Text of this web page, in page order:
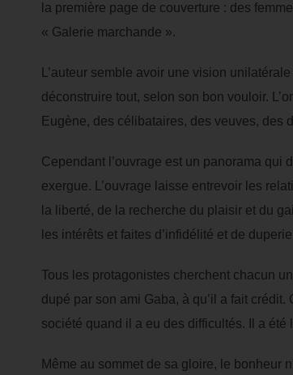
la première page de couverture : des
« Galerie marchande ».
L’auteur semble avoir une vision
déconstruire tout, selon son bon vouloir.
Eugène, des célibataires, des veuves, des
Cependant l’ouvrage est un panorama qui
exergue. L’ouvrage laisse entrevoir les
la liberté, de la recherche du plaisir et du
les intérêts et faites d’infidélité et de
Tous les protagonistes cherchent chacun
dupé par son ami Gaba, à qu’il a fait
société quand il a eu des difficultés. Il a
Même au sommet de sa gloire, le bonheur